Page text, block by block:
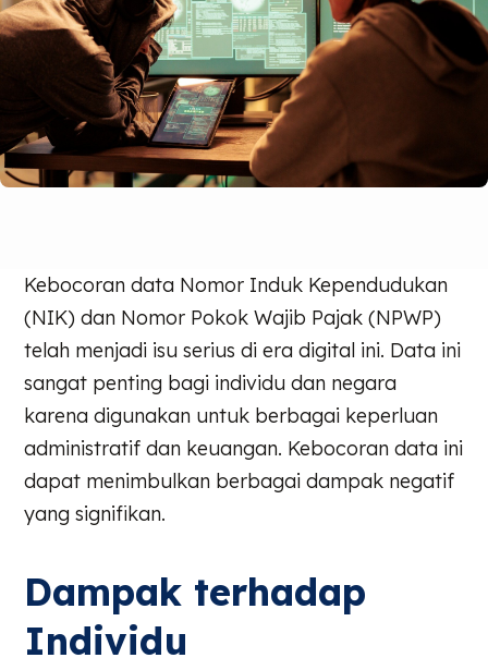
Kebocoran data Nomor Induk Kependudukan
(NIK) dan Nomor Pokok Wajib Pajak (NPWP)
telah menjadi isu serius di era digital ini. Data ini
sangat penting bagi individu dan negara
karena digunakan untuk berbagai keperluan
administratif dan keuangan. Kebocoran data ini
dapat menimbulkan berbagai dampak negatif
yang signifikan.
Dampak terhadap
Individu